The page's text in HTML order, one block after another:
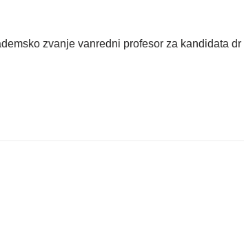
zvanje vanredni profesor za kandidata dr